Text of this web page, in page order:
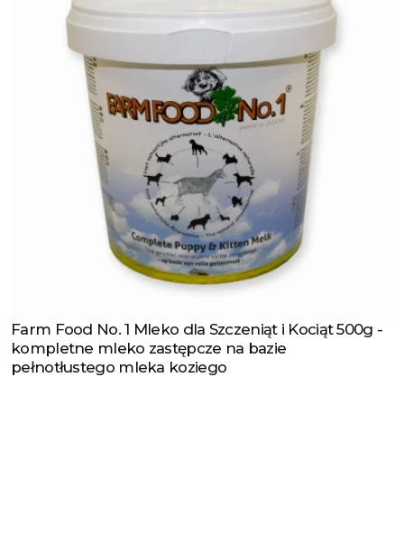
Zobacz produkt
Farm Food No. 1 Mleko dla Szczeniąt i Kociąt 500g -
kompletne mleko zastępcze na bazie
pełnotłustego mleka koziego